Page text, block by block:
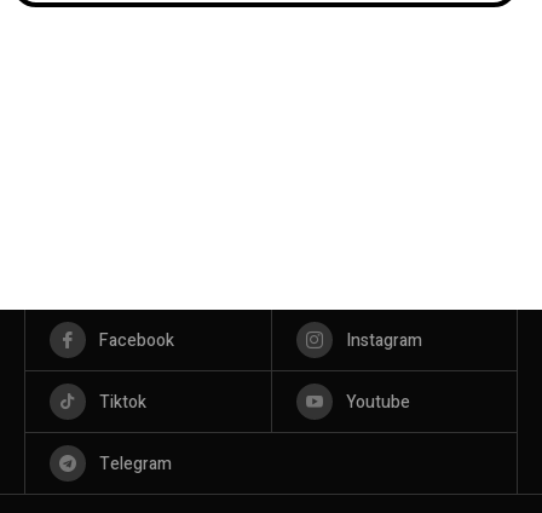
Facebook Instagram
Tiktok Youtube
Telegram